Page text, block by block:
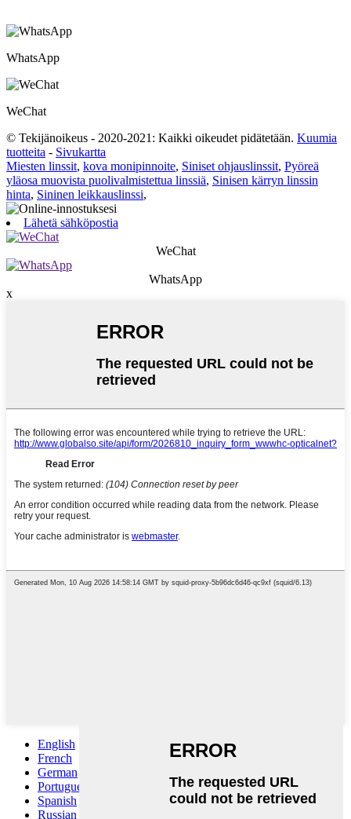
WhatsApp
WeChat
© Tekijänoikeus - 2020-2021: Kaikki oikeudet pidätetään. Kuumia
tuotteita - Sivukartta
Miesten linssit, kova monipinnoite, Siniset ohjauslinssit, Pyöreä
yläosa muovista puolivalmistettua linssiä, Sinisen kärryn linssin
hinta, Sininen leikkauslinssi,
Lähetä sähköpostia
WeChat
WhatsApp
x
English
French
German
Portuguese
Spanish
Russian